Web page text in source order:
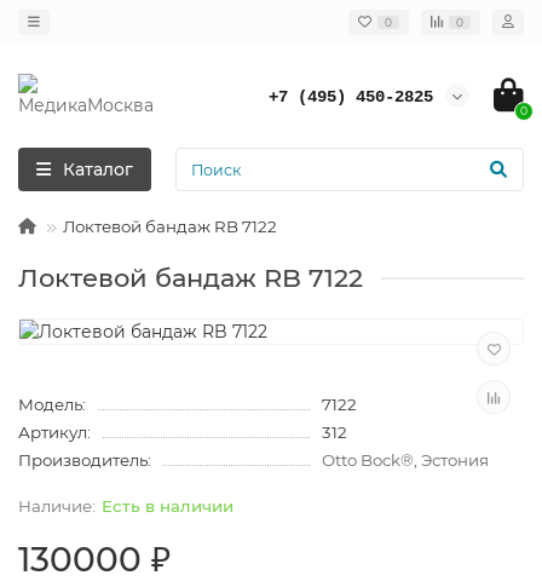
0 0
+7 (495) 450-2825
0
Каталог
Локтевой бандаж RB 7122
Локтевой бандаж RB 7122
Модель:
7122
Артикул:
312
Производитель:
Otto Bock®, Эстония
Есть в наличии
130000 ₽